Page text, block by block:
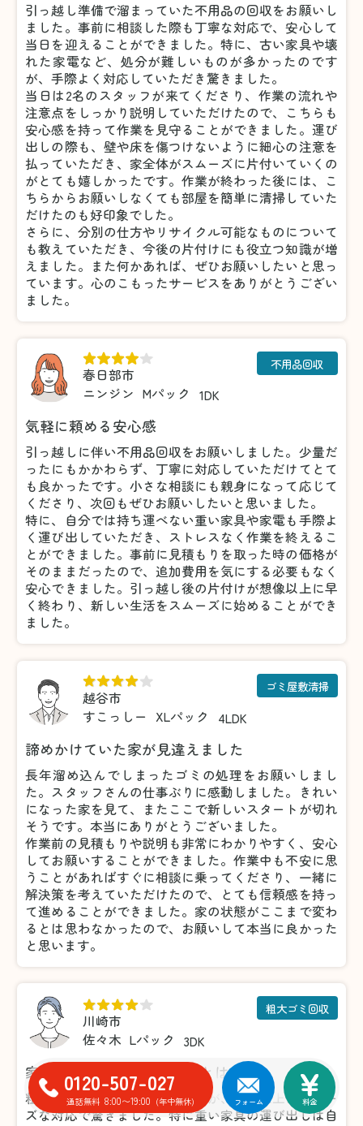
引っ越し準備で溜まっていた不用品の回収をお願いし
ました。事前に相談した際も丁寧な対応で、安心して
当日を迎えることができました。特に、古い家具や壊
れた家電など、処分が難しいものが多かったのです
が、手際よく対応していただき驚きました。
当日は2名のスタッフが来てくださり、作業の流れや
注意点をしっかり説明していただけたので、こちらも
安心感を持って作業を見守ることができました。運び
出しの際も、壁や床を傷つけないように細心の注意を
払っていただき、家全体がスムーズに片付いていくの
がとても嬉しかったです。作業が終わった後には、こ
ちらからお願いしなくても部屋を簡単に清掃していた
だけたのも好印象でした。
さらに、分別の仕方やリサイクル可能なものについて
も教えていただき、今後の片付けにも役立つ知識が増
えました。また何かあれば、ぜひお願いしたいと思っ
ています。心のこもったサービスをありがとうござい
ました。
春日部市
ニンジン Mパック 1DK
不用品回収
気軽に頼める安心感
引っ越しに伴い不用品回収をお願いしました。少量だ
ったにもかかわらず、丁寧に対応していただけてとて
も良かったです。小さな相談にも親身になって応じて
くださり、次回もぜひお願いしたいと思いました。
特に、自分では持ち運べない重い家具や家電も手際よ
く運び出していただき、ストレスなく作業を終えるこ
とができました。事前に見積もりを取った時の価格が
そのままだったので、追加費用を気にする必要もなく
安心できました。引っ越し後の片付けが想像以上に早
く終わり、新しい生活をスムーズに始めることができ
ました。
越谷市
すこっしー
XLパック 4LDK
ゴミ屋敷清掃
諦めかけていた家が見違えました
長年溜め込んでしまったゴミの処理をお願いしまし
た。スタッフさんの仕事ぶりに感動しました。きれい
になった家を見て、またここで新しいスタートが切れ
そうです。本当にありがとうございました。
作業前の見積もりや説明も非常にわかりやすく、安心
してお願いすることができました。作業中も不安に思
うことがあればすぐに相談に乗ってくださり、一緒に
解決策を考えていただけたので、とても信頼感を持っ
て進めることができました。家の状態がここまで変わ
るとは思わなかったので、お願いして本当に良かった
と思います。
川崎市
佐々木 Lパック 3DK
粗大ゴミ回収
家具の処分がこんなに楽だとは！
粗大ゴミの処分で利用しましたが、想像以上にスムー
ズな対応で驚きました。特に重い家具の運び出しは自
0120-507-027
通話無料 8:00〜19:00 (年中無休) フォーム 料金